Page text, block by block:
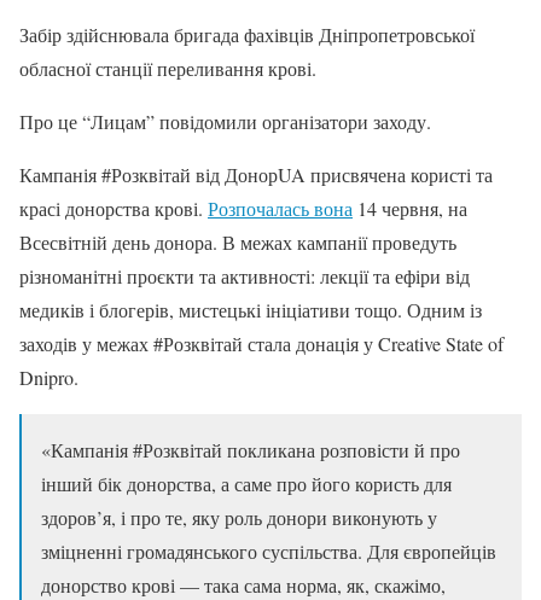
Забір здійснювала бригада фахівців Дніпропетровської
обласної станції переливання крові.
Про це “Лицам” повідомили організатори заходу.
Кампанія #Розквітай від ДонорUA присвячена користі та
красі донорства крові. Розпочалась вона 14 червня, на
Всесвітній день донора. В межах кампанії проведуть
різноманітні проєкти та активності: лекції та ефіри від
медиків і блогерів, мистецькі ініціативи тощо. Одним із
заходів у межах #Розквітай стала донація у Creative State of
Dnipro.
«Кампанія #Розквітай покликана розповісти й про
інший бік донорства, а саме про його користь для
здоров’я, і про те, яку роль донори виконують у
зміцненні громадянського суспільства. Для європейців
донорство крові — така сама норма, як, скажімо,